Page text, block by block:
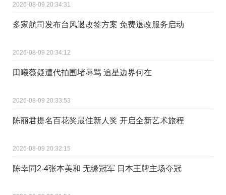
2026-08-09 20:34:31
多家航司发布台风退改签方案 免费退改服务启动
2026-08-09 20:34:12
田曦薇疑遭代拍围堵辱骂 追星边界何在
2026-08-09 20:33:53
陈丽君提名百花奖最佳新人奖 开启全新艺术旅程
2026-08-09 20:32:15
陈幸同2-4张本美和 无缘冠军 日本王牌主场夺冠